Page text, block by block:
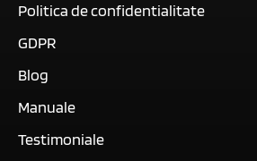
Politica de confidentialitate
GDPR
Blog
Manuale
Testimoniale